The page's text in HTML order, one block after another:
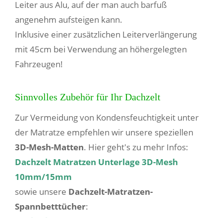
Leiter aus Alu, auf der man auch barfuß
angenehm aufsteigen kann.
Inklusive einer zusätzlichen Leiterverlängerung
mit 45cm bei Verwendung an höhergelegten
Fahrzeugen!
Sinnvolles Zubehör für Ihr Dachzelt
Zur Vermeidung von Kondensfeuchtigkeit unter
der Matratze empfehlen wir unsere speziellen
3D-Mesh-Matten. Hier geht's zu mehr Infos:
Dachzelt Matratzen Unterlage 3D-Mesh
10mm/15mm
sowie unsere Dachzelt-Matratzen-
Spannbetttücher: